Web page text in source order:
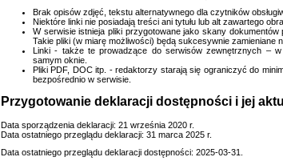
Brak opisów zdjęć, tekstu alternatywnego dla czytników
Niektóre linki nie posiadają treści ani tytułu lub alt zawartego
W serwisie istnieja pliki przygotowane jako skany
Takie pliki (w miarę możliwości) będą sukcesywnie zamieniane
Linki - także te prowadzące do serwisów zewnętrznych –
samym oknie.
Pliki PDF, DOC itp. - redaktorzy starają się ograniczyć do
bezpośrednio w serwisie.
Przygotowanie deklaracji dostępności i jej
Data sporządzenia deklaracji: 21 września 2020 r.
Data ostatniego przeglądu deklaracji: 31 marca 2025 r.
Data ostatniego przeglądu deklaracji dostępności: 2025-03-31.